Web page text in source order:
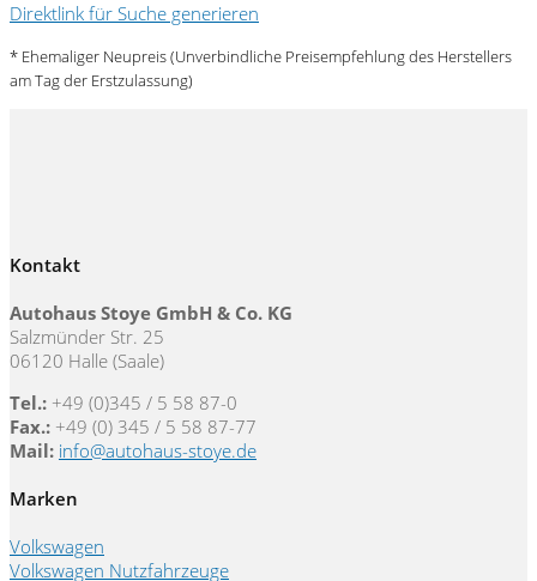
Direktlink für Suche generieren
* Ehemaliger Neupreis (Unverbindliche Preisempfehlung des Herstellers
am Tag der Erstzulassung)
Kontakt
Autohaus Stoye GmbH & Co. KG
Salzmünder Str. 25
06120 Halle (Saale)
Tel.: +49 (0)345 / 5 58 87-0
Fax.: +49 (0) 345 / 5 58 87-77
Mail: info@autohaus-stoye.de
Marken
Volkswagen
Volkswagen Nutzfahrzeuge